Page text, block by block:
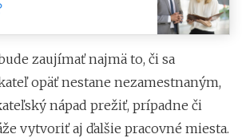
zaujímať najmä to, či sa
opäť nestane nezamestnaným,
nápad prežiť, prípadne či
vytvoriť aj ďalšie pracovné miesta.